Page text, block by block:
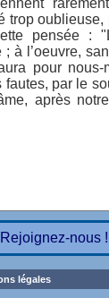
trop oublieuse,
pensée :
à l’oeuvre,
pour nous-
par le
après
nous !
légales